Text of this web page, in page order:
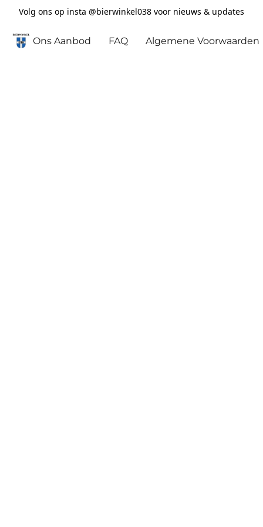
Volg ons op insta @bierwinkel038 voor nieuws & updates
Ons Aanbod FAQ Algemene Voorwaarden